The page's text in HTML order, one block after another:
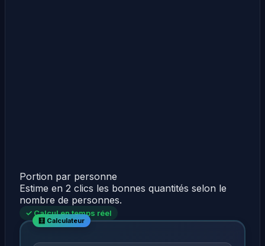
Portion par personne
Estime en 2 clics les bonnes quantités selon le
nombre de personnes.
✓ Calcul en temps réel